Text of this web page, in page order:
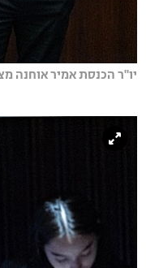
יו"ר הכנסת אמיר אוחנה